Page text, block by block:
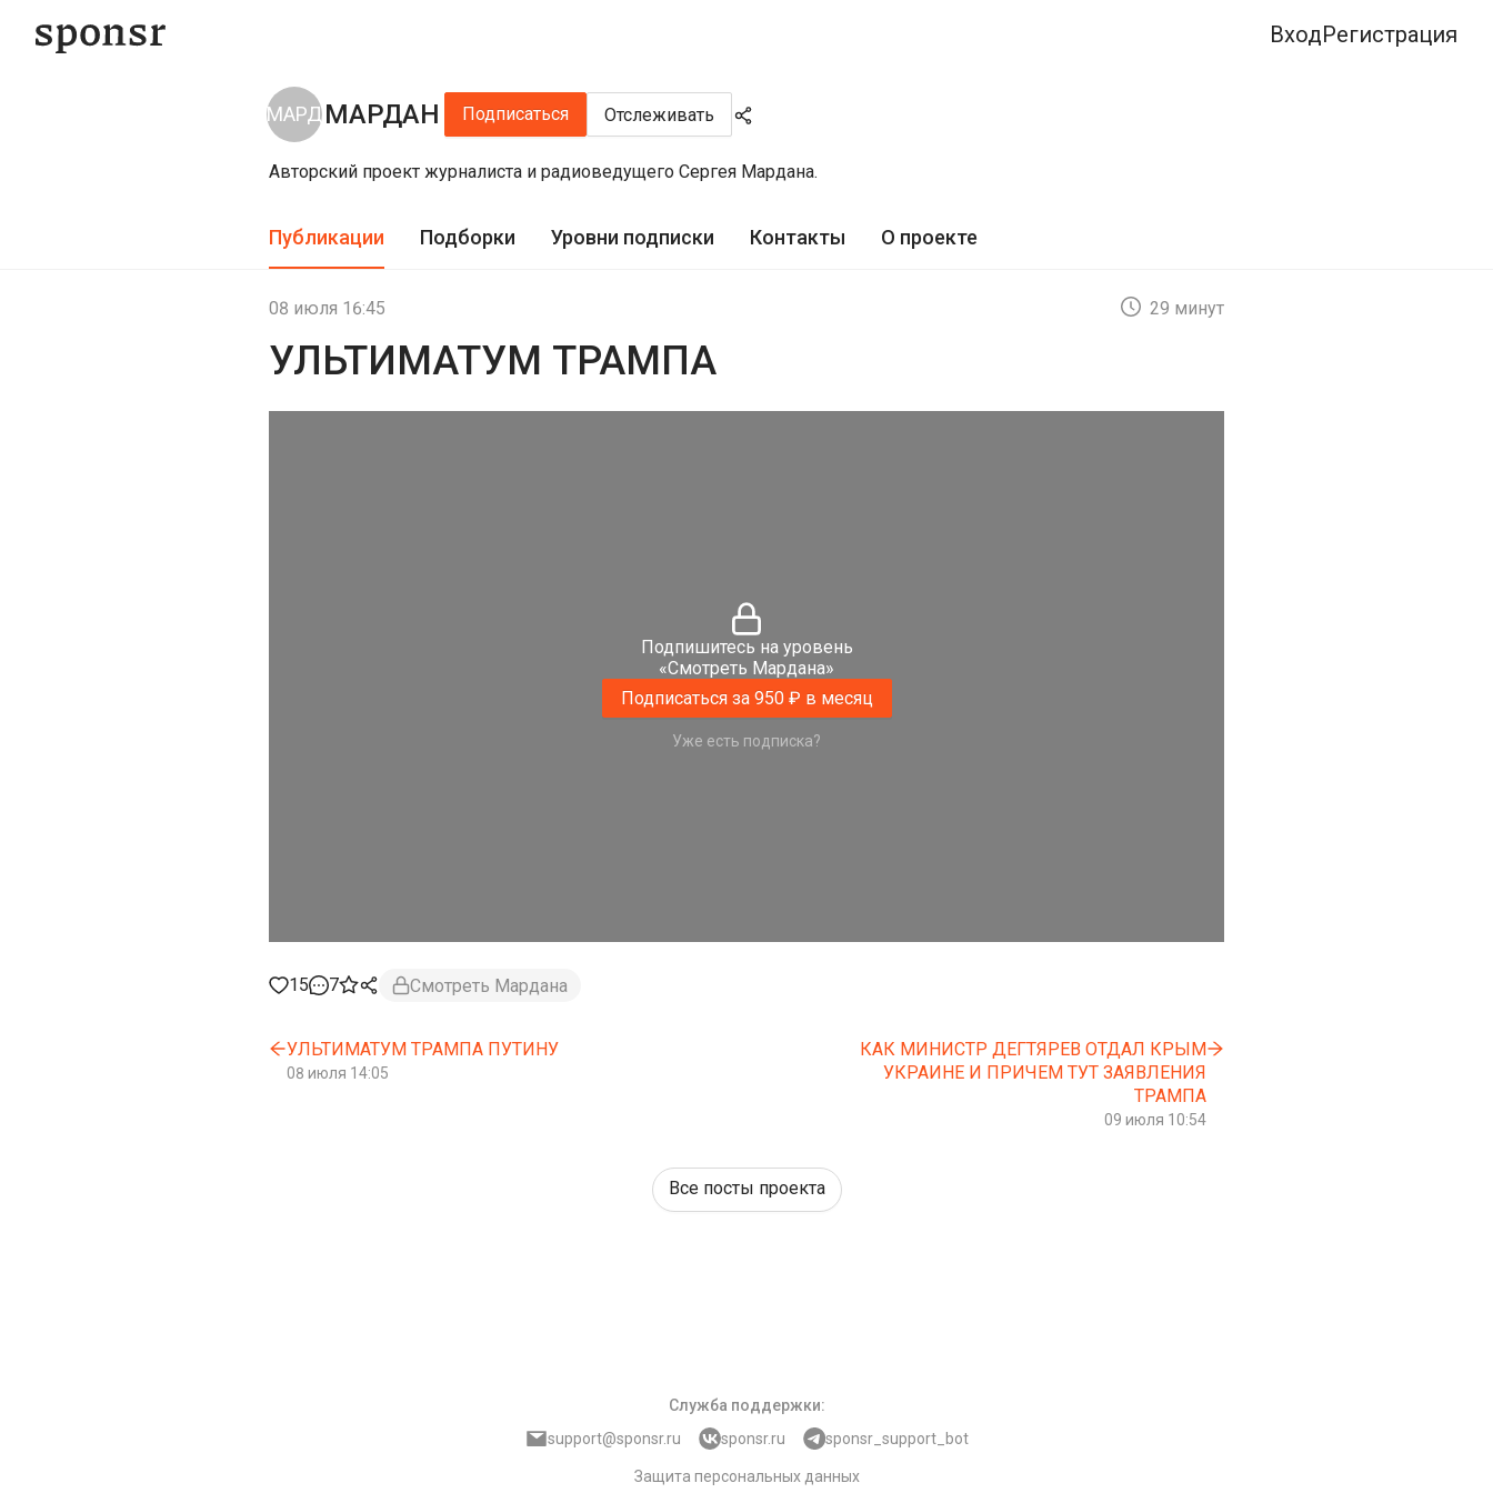
ВходРегистрация
МАРДАН Подписаться Отслеживать
Авторский проект журналиста и радиоведущего Сергея Мардана.
Публикации Подборки Уровни подписки Контакты О проекте
08 июля 16:45 29 минут
УЛЬТИМАТУМ ТРАМПА
Подпишитесь на уровень
«Смотреть Мардана»
Подписаться за 950 ₽ в месяц
Уже есть подписка?
15 7 Смотреть Мардана
УЛЬТИМАТУМ ТРАМПА ПУТИНУ
08 июля 14:05
КАК МИНИСТР ДЕГТЯРЕВ ОТДАЛ КРЫМ
УКРАИНЕ И ПРИЧЕМ ТУТ ЗАЯВЛЕНИЯ
ТРАМПА
09 июля 10:54
Все посты проекта
Служба поддержки:
support@sponsr.ru
sponsr.ru sponsr_support_bot
Защита персональных данных